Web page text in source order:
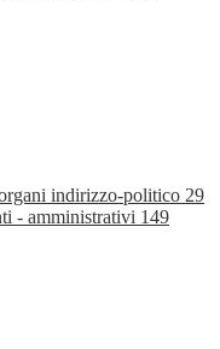
indirizzo-politico 29
- amministrativi 149